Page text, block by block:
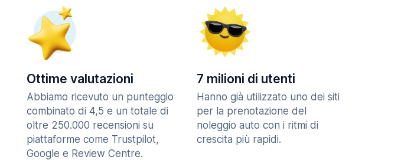
Ottime valutazioni
Abbiamo ricevuto un punteggio
combinato di 4,5 e un totale di
oltre 250.000 recensioni su
piattaforme come Trustpilot,
Google e Review Centre.
7 milioni di utenti
Hanno già utilizzato uno dei siti
per la prenotazione del
noleggio auto con i ritmi di
crescita più rapidi.